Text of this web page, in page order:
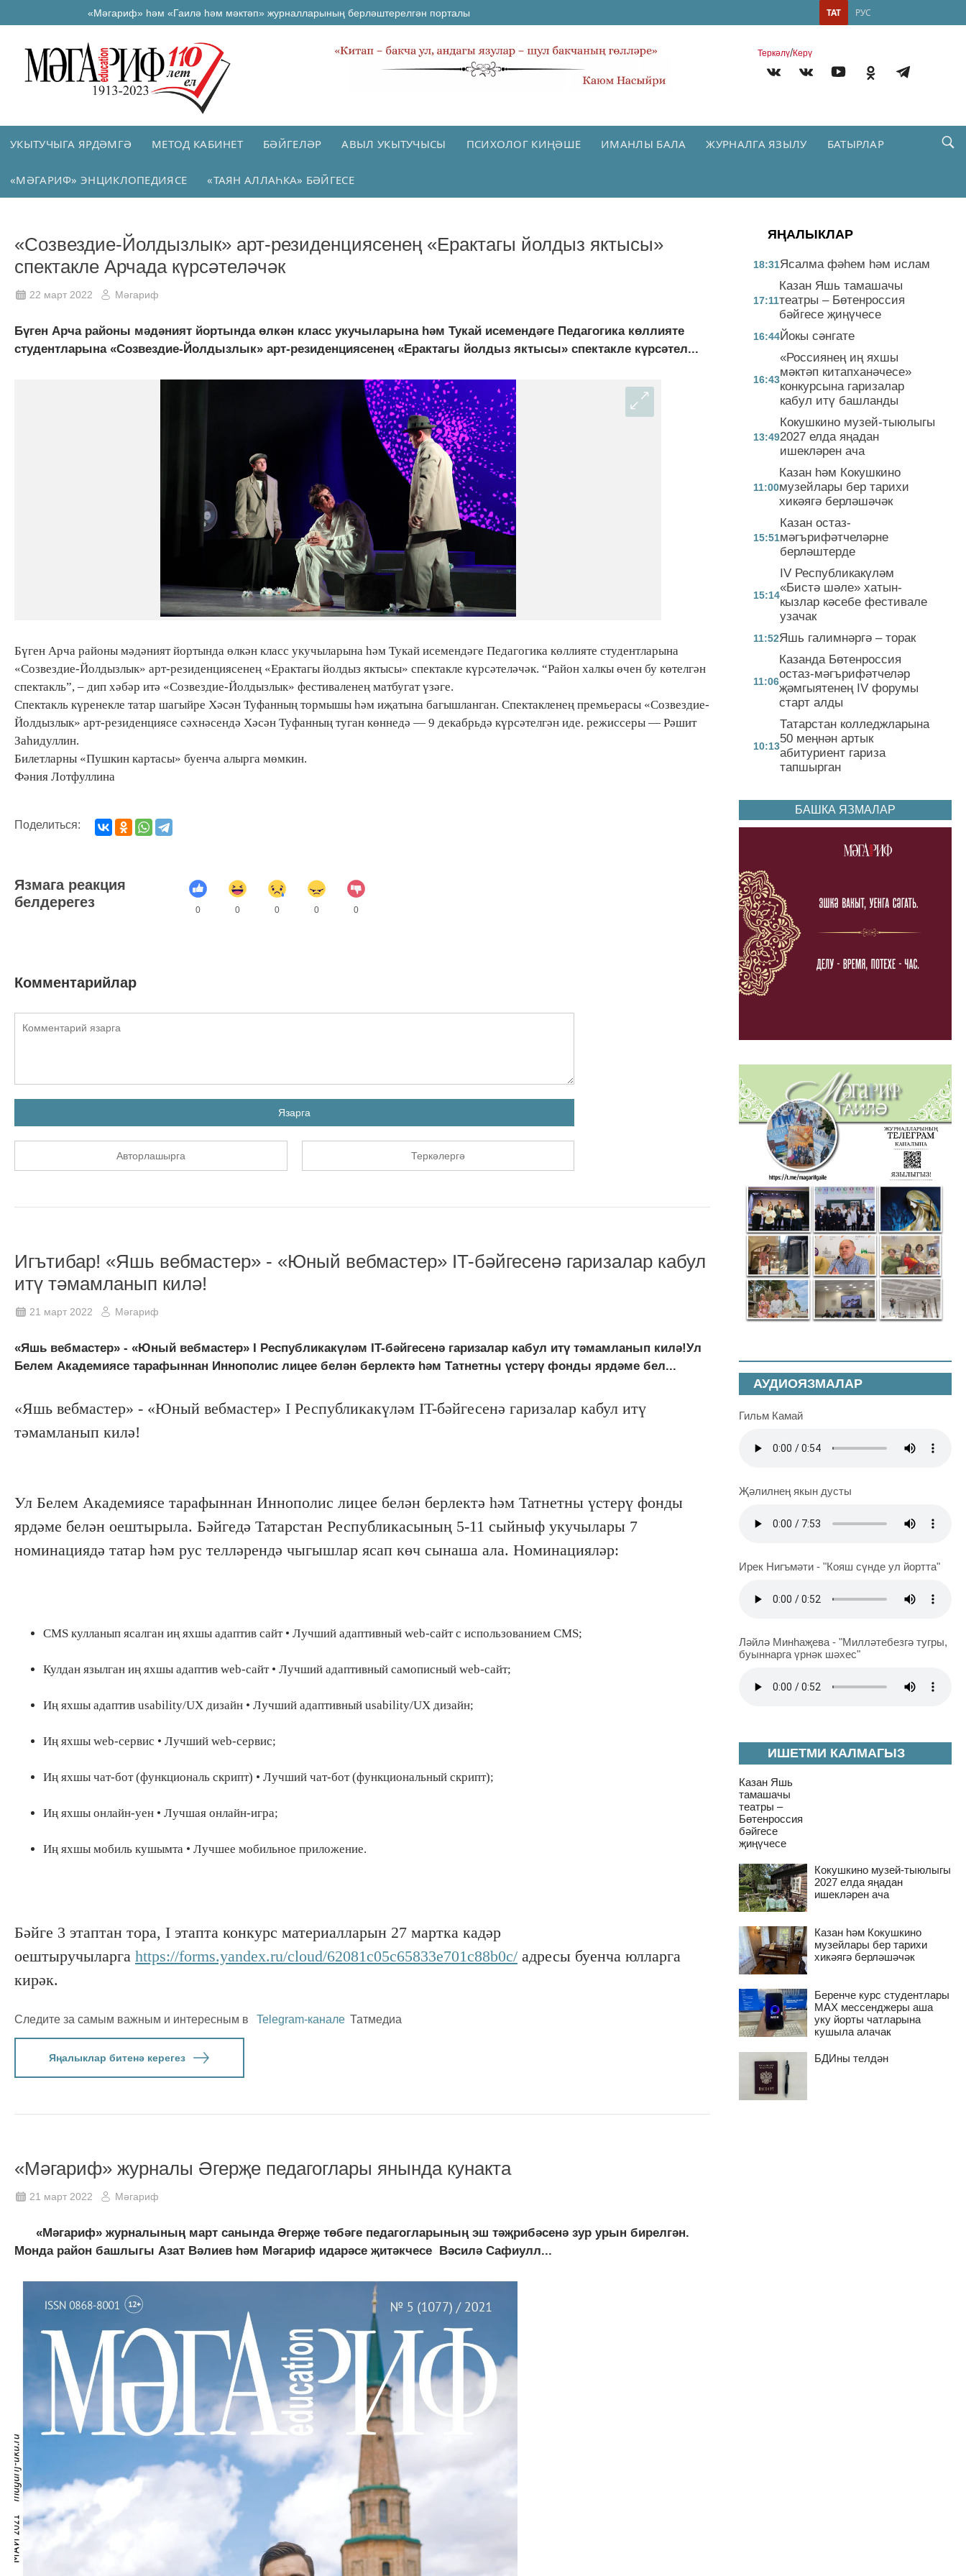
«Мәгариф» һәм «Гаилә һәм мәктәп» журналларының берләштерелгән порталы РУС
ТАТ
Теркəлү/Керү
УКЫТУЧЫГА ЯРДӘМГӘ МЕТОД КАБИНЕТ БӘЙГЕЛӘР АВЫЛ УКЫТУЧЫСЫ ПСИХОЛОГ КИҢӘШЕ ИМАНЛЫ БАЛА ЖУРНАЛГА ЯЗЫЛУ БАТЫРЛАР
«МӘГАРИФ» ЭНЦИКЛОПЕДИЯСЕ «ТАЯН АЛЛАҺКА» БӘЙГЕСЕ
«Созвездие-Йолдызлык» арт-резиденциясенең «Ерактагы йолдыз яктысы»
спектакле Арчада күрсәтеләчәк
22 март 2022 Мәгариф
Бүген Арча районы мәдәният йортында өлкән класс укучыларына һәм Тукай исемендәге Педагогика көллияте
студентларына «Созвездие-Йолдызлык» арт-резиденциясенең «Ерактагы йолдыз яктысы» спектакле күрсәтел...
Бүген Арча районы мәдәният йортында өлкән класс укучыларына һәм Тукай исемендәге Педагогика көллияте студентларына
«Созвездие-Йолдызлык» арт-резиденциясенең «Ерактагы йолдыз яктысы» спектакле күрсәтеләчәк. “Район халкы өчен бу көтелгән
спектакль”, – дип хәбәр итә «Созвездие-Йолдызлык» фестиваленең матбугат үзәге.
Спектакль күренекле татар шагыйре Хәсән Туфанның тормышы һәм иҗатына багышланган. Спектакленең премьерасы «Созвездие-
Йолдызлык» арт-резиденциясе сәхнәсендә Хәсән Туфанның туган көннедә — 9 декабрьдә күрсәтелгән иде. режиссеры — Рәшит
Заһидуллин.
Билетларны «Пушкин картасы» буенча алырга мөмкин.
Фәния Лотфуллина
Поделиться:
Язмага реакция
белдерегез
0 0 0 0 0
Комментарийлар
Язарга
Авторлашырга Теркәлергә
Игътибар! «Яшь вебмастер» - «Юный вебмастер» IT-бәйгесенә гаризалар кабул
итү тәмамланып килә!
21 март 2022 Мәгариф
«Яшь вебмастер» - «Юный вебмастер» I Республикакүләм IT-бәйгесенә гаризалар кабул итү тәмамланып килә!Ул
Белем Академиясе тарафыннан Иннополис лицее белән берлектә һәм Татнетны үстерү фонды ярдәме бел...
«Яшь вебмастер» - «Юный вебмастер» I Республикакүләм IT-бәйгесенә гаризалар кабул итү
тәмамланып килә!
Ул Белем Академиясе тарафыннан Иннополис лицее белән берлектә һәм Татнетны үстерү фонды
ярдәме белән оештырыла. Бәйгедә Татарстан Республикасының 5-11 сыйныф укучылары 7
номинациядә татар һәм рус телләрендә чыгышлар ясап көч сынаша ала. Номинацияләр:
CMS кулланып ясалган иң яхшы адаптив сайт • Лучший адаптивный web-сайт с использованием CMS;
Кулдан язылган иң яхшы адаптив web-сайт • Лучший адаптивный самописный web-сайт;
Иң яхшы адаптив usability/UX дизайн • Лучший адаптивный usability/UX дизайн;
Иң яхшы web-сервис • Лучший web-сервис;
Иң яхшы чат-бот (функциональ скрипт) • Лучший чат-бот (функциональный скрипт);
Иң яхшы онлайн-уен • Лучшая онлайн-игра;
Иң яхшы мобиль кушымта • Лучшее мобильное приложение.
Бәйге 3 этаптан тора, I этапта конкурс материалларын 27 мартка кадәр
оештыручыларга https://forms.yandex.ru/cloud/62081c05c65833e701c88b0c/ адресы буенча юлларга
кирәк.
Следите за самым важным и интересным в Telegram-канале Татмедиа
Яңалыклар битенә керегез
«Мәгариф» журналы Әгерҗе педагоглары янында кунакта
21 март 2022 Мәгариф
«Мәгариф» журналының март санында Әгерҗе төбәге педагогларының эш тәҗрибәсенә зур урын бирелгән.
Монда район башлыгы Азат Вәлиев һәм Мәгариф идарәсе җитәкчесе Вәсилә Сафиулл...
ЯҢАЛЫКЛАР
18:31Ясалма фәһем һәм ислам
17:11
Казан Яшь тамашачы
театры – Бөтенроссия
бәйгесе җиңүчесе
16:44Йокы сәнгате
16:43
«Россиянең иң яхшы
мәктәп китапханәчесе»
конкурсына гаризалар
кабул итү башланды
13:49
Кокушкино музей-тыюлыгы
2027 елда яңадан
ишекләрен ача
11:00
Казан һәм Кокушкино
музейлары бер тарихи
хикәягә берләшәчәк
15:51
Казан остаз-
мәгърифәтчеләрне
берләштерде
15:14
IV Республикакүләм
«Бистә шәле» хатын-
кызлар кәсебе фестивале
узачак
11:52Яшь галимнәргә – торак
11:06
Казанда Бөтенроссия
остаз-мәгърифәтчеләр
җәмгыятенең IV форумы
старт алды
10:13
Татарстан колледжларына
50 меңнән артык
абитуриент гариза
тапшырган
БАШКА ЯЗМАЛАР
ИШЕТМИ КАЛМАГЫЗ
Казан Яшь
тамашачы
театры –
Бөтенроссия
бәйгесе
җиңүчесе
Кокушкино музей-тыюлыгы
2027 елда яңадан
ишекләрен ача
Казан һәм Кокушкино
музейлары бер тарихи
хикәягә берләшәчәк
Беренче курс студентлары
MAX мессенджеры аша
уку йорты чатларына
кушыла алачак
БДИны телдән
АУДИОЯЗМАЛАР
Гильм Камай
Җәлилнең якын дусты
Ирек Нигъмәти - "Кояш сүнде ул йортта"
Ләйлә Минһаҗева - "Милләтебезгә тугры,
буыннарга үрнәк шәхес"